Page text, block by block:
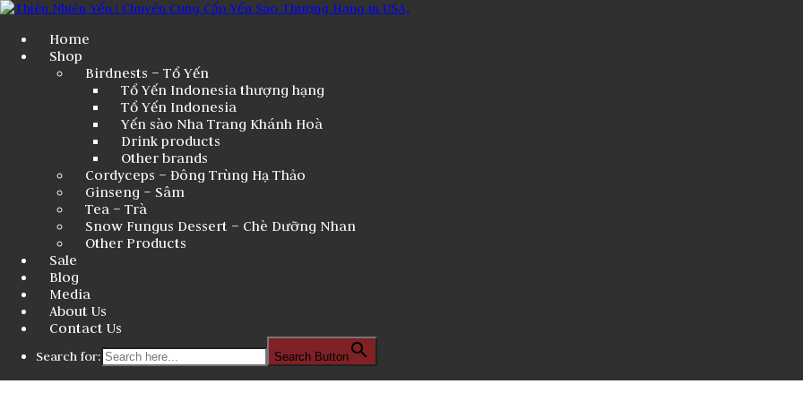
Home
Shop
Birdnests – Tổ Yến
Tổ Yến Indonesia thượng hạng
Tổ Yến Indonesia
Yến sào Nha Trang Khánh Hoà
Drink products
Other brands
Cordyceps – Đông Trùng Hạ Thảo
Ginseng – Sâm
Tea – Trà
Snow Fungus Dessert – Chè Dưỡng Nhan
Other Products
Sale
Blog
Media
About Us
Contact Us
Search for: Search Button